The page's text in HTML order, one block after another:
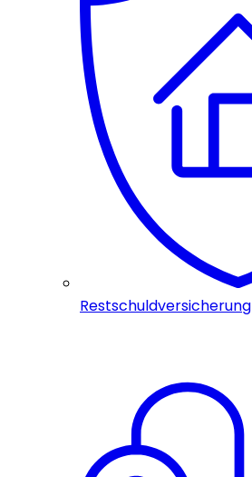
Restschuldversicherung